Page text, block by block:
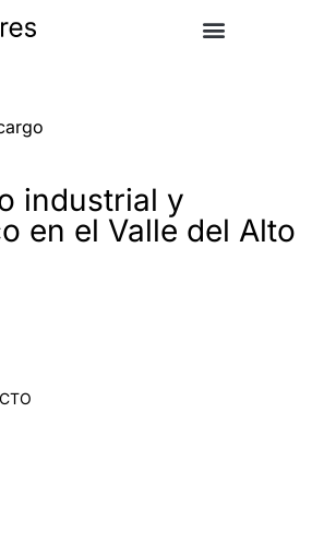
industrial y
en el Valle del Alto